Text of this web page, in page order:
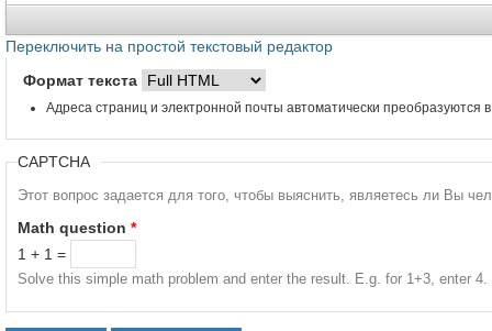
Переключить на простой текстовый редактор
Формат текста
Адреса страниц и электронной почты автоматически преобразуются
CAPTCHA
Этот вопрос задается для того, чтобы выяснить, являетесь ли Вы
Math question *
1 + 1 =
Solve this simple math problem and enter the result. E.g. for 1+3, enter 4.